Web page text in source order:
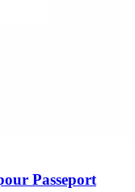
Passeport